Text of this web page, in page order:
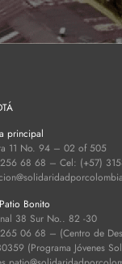
principal
11 No. 94 – 02 of 505
68 68 – Cel: (+57)
Bonito
38 Sur No.. 82 -30
06 68 – (Centro de
(Programa Jóvenes